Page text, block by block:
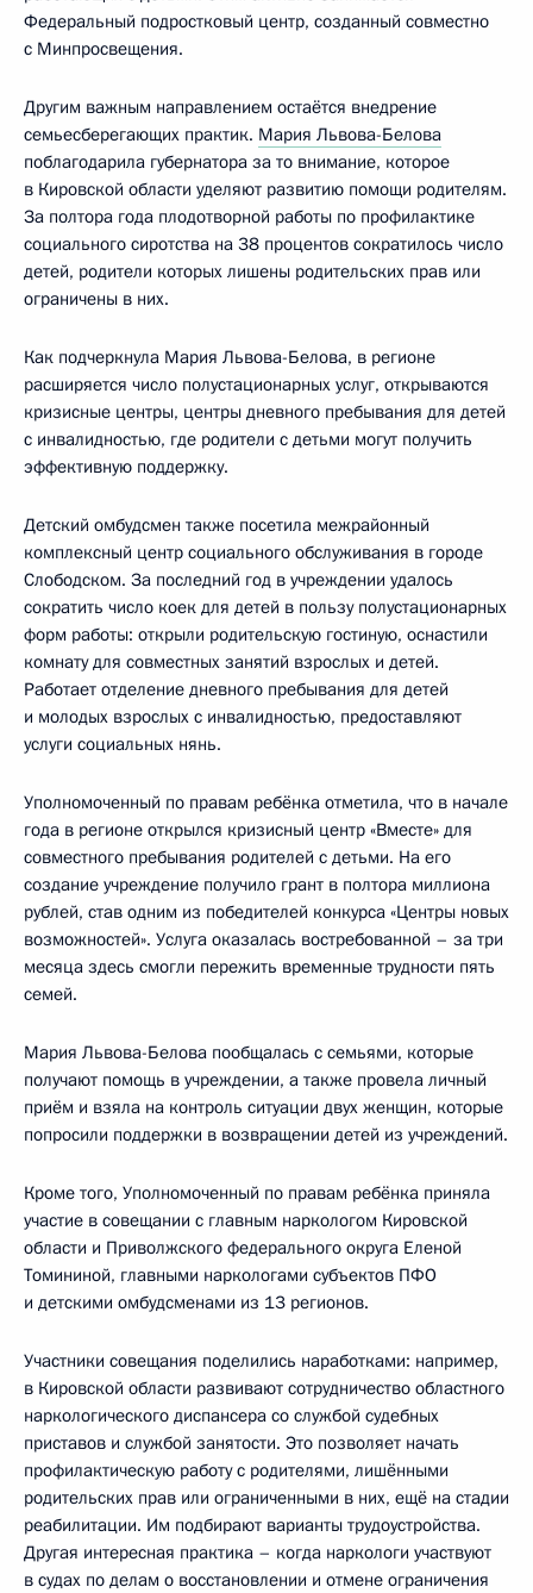
Федеральный подростковый центр, созданный совместно
с Минпросвещения.
Другим важным направлением остаётся внедрение
семьесберегающих практик. Мария Львова-Белова
поблагодарила губернатора за то внимание, которое
в Кировской области уделяют развитию помощи родителям.
За полтора года плодотворной работы по профилактике
социального сиротства на 38 процентов сократилось число
детей, родители которых лишены родительских прав или
ограничены в них.
Как подчеркнула Мария Львова-Белова, в регионе
расширяется число полустационарных услуг, открываются
кризисные центры, центры дневного пребывания для детей
с инвалидностью, где родители с детьми могут получить
эффективную поддержку.
Детский омбудсмен также посетила межрайонный
комплексный центр социального обслуживания в городе
Слободском. За последний год в учреждении удалось
сократить число коек для детей в пользу полустационарных
форм работы: открыли родительскую гостиную, оснастили
комнату для совместных занятий взрослых и детей.
Работает отделение дневного пребывания для детей
и молодых взрослых с инвалидностью, предоставляют
услуги социальных нянь.
Уполномоченный по правам ребёнка отметила, что в начале
года в регионе открылся кризисный центр «Вместе» для
совместного пребывания родителей с детьми. На его
создание учреждение получило грант в полтора миллиона
рублей, став одним из победителей конкурса «Центры новых
возможностей». Услуга оказалась востребованной – за три
месяца здесь смогли пережить временные трудности пять
семей.
Мария Львова-Белова пообщалась с семьями, которые
получают помощь в учреждении, а также провела личный
приём и взяла на контроль ситуации двух женщин, которые
попросили поддержки в возвращении детей из учреждений.
Кроме того, Уполномоченный по правам ребёнка приняла
участие в совещании с главным наркологом Кировской
области и Приволжского федерального округа Еленой
Томининой, главными наркологами субъектов ПФО
и детскими омбудсменами из 13 регионов.
Участники совещания поделились наработками: например,
в Кировской области развивают сотрудничество областного
наркологического диспансера со службой судебных
приставов и службой занятости. Это позволяет начать
профилактическую работу с родителями, лишёнными
родительских прав или ограниченными в них, ещё на стадии
реабилитации. Им подбирают варианты трудоустройства.
Другая интересная практика – когда наркологи участвуют
в судах по делам о восстановлении и отмене ограничения